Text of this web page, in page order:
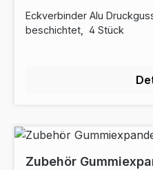
Eckverbinder Alu
Zubehör